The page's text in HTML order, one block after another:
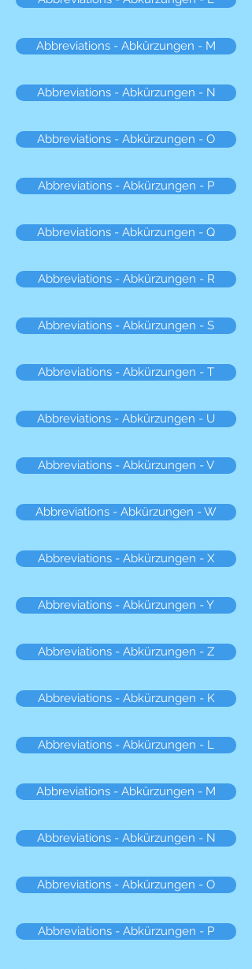
Abbreviations - Abkürzungen - M
Abbreviations - Abkürzungen - N
Abbreviations - Abkürzungen - O
Abbreviations - Abkürzungen - P
Abbreviations - Abkürzungen - Q
Abbreviations - Abkürzungen - R
Abbreviations - Abkürzungen - S
Abbreviations - Abkürzungen - T
Abbreviations - Abkürzungen - U
Abbreviations - Abkürzungen - V
Abbreviations - Abkürzungen - W
Abbreviations - Abkürzungen - X
Abbreviations - Abkürzungen - Y
Abbreviations - Abkürzungen - Z
Abbreviations - Abkürzungen - K
Abbreviations - Abkürzungen - L
Abbreviations - Abkürzungen - M
Abbreviations - Abkürzungen - N
Abbreviations - Abkürzungen - O
Abbreviations - Abkürzungen - P